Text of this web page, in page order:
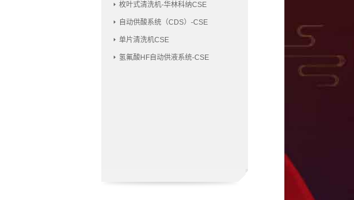
枚叶式清洗机-华林科纳CSE
自动供酸系统（CDS）-CSE
单片清洗机CSE
氢氟酸HF自动供液系统-CSE